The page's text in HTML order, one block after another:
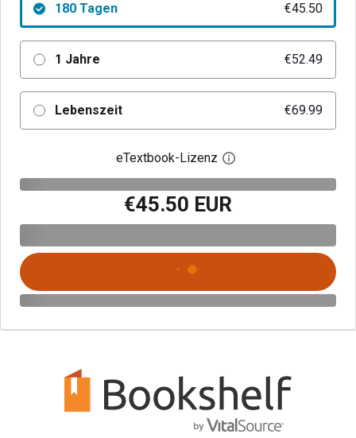
180 Tagen €45.50
1 Jahre €52.49
Lebenszeit €69.99
eTextbook-Lizenz Digitalen
€45.50 EUR